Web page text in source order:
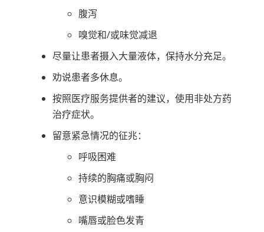
腹泻
嗅觉和/或味觉减退
尽量让患者摄入大量液体，保持水分充足。
劝说患者多休息。
按照医疗服务提供者的建议，使用非处方药
治疗症状。
留意紧急情况的征兆：
呼吸困难
持续的胸痛或胸闷
意识模糊或嗜睡
嘴唇或脸色发青